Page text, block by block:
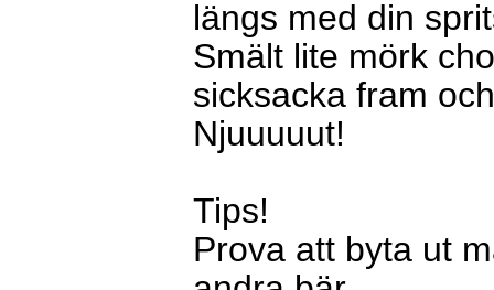
längs med din
Smält lite mörk
sicksacka fram
Njuuuuut!
Tips!
Prova att byta ut